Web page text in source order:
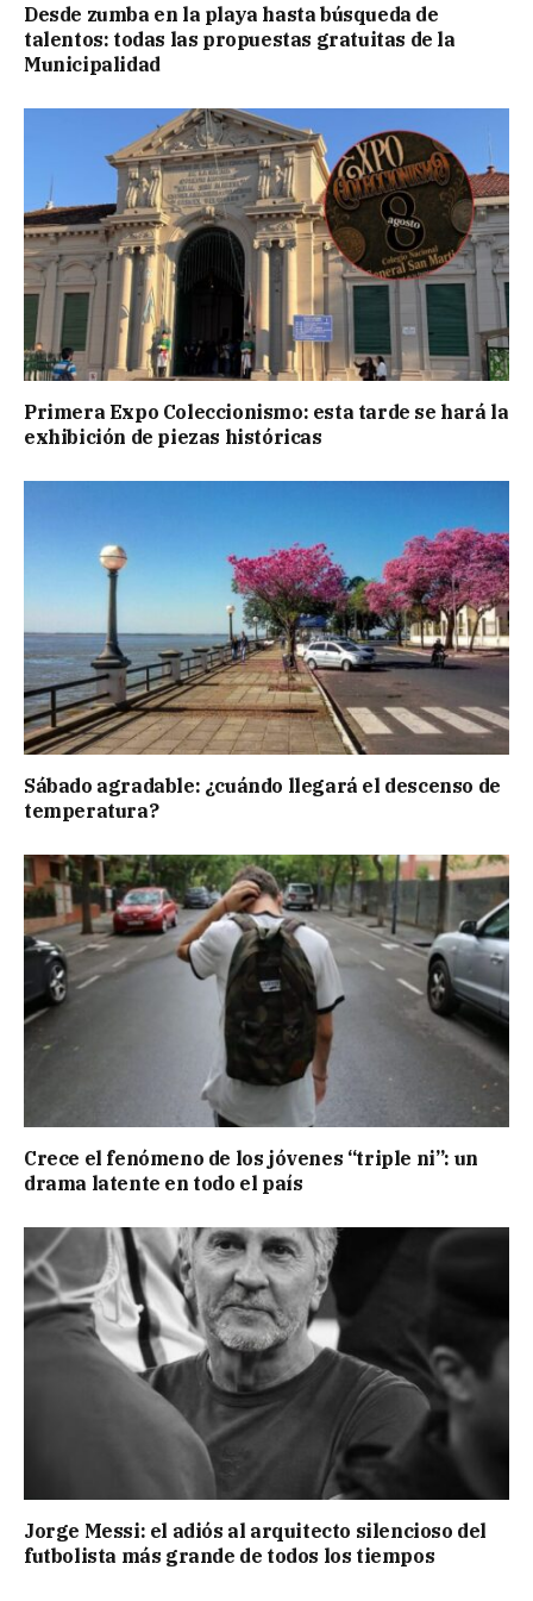
Desde zumba en la playa hasta búsqueda de
talentos: todas las propuestas gratuitas de la
Municipalidad
Primera Expo Coleccionismo: esta tarde se hará la
exhibición de piezas históricas
Sábado agradable: ¿cuándo llegará el descenso de
temperatura?
Crece el fenómeno de los jóvenes “triple ni”: un
drama latente en todo el país
Jorge Messi: el adiós al arquitecto silencioso del
futbolista más grande de todos los tiempos